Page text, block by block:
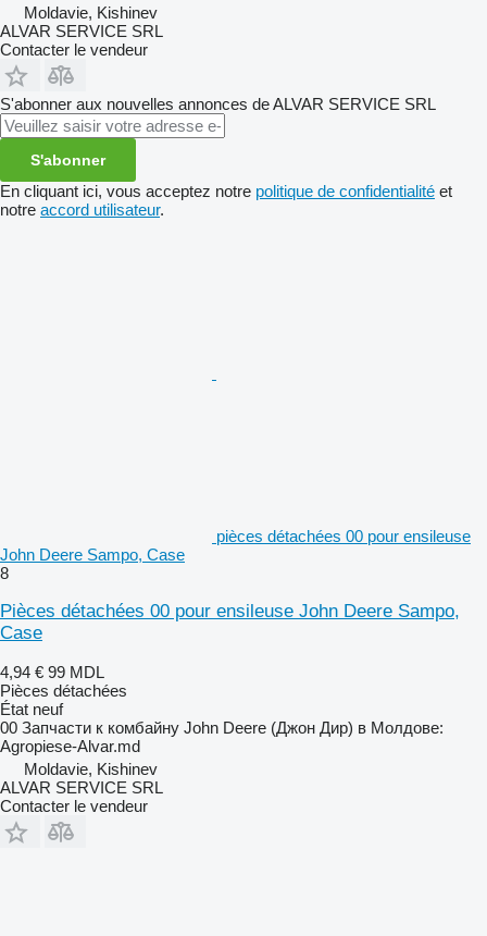
Moldavie, Kishinev
ALVAR SERVICE SRL
Contacter le vendeur
S'abonner aux nouvelles annonces de ALVAR SERVICE SRL
S'abonner
En cliquant ici, vous acceptez notre politique de confidentialité et
notre accord utilisateur.
pièces détachées 00 pour ensileuse
John Deere Sampo, Case
8
Pièces détachées 00 pour ensileuse John Deere Sampo,
Case
4,94 € 99 MDL
Pièces détachées
État neuf
00 Запчасти к комбайну John Deere (Джон Дир) в Молдове:
Agropiese-Alvar.md
Moldavie, Kishinev
ALVAR SERVICE SRL
Contacter le vendeur